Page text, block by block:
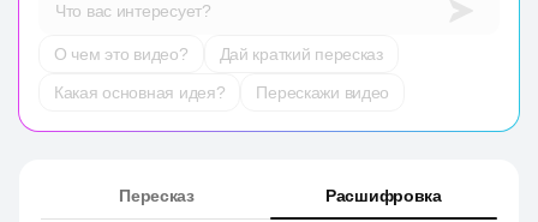
Что вас интересует?
О чем это видео?
Дай краткий пересказ
Какая основная идея?
Перескажи видео
Пересказ Расшифровка